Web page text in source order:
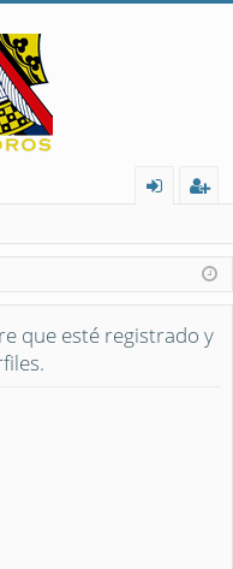
nt
ifi
ca
ist
ra
rs
que esté registrado y